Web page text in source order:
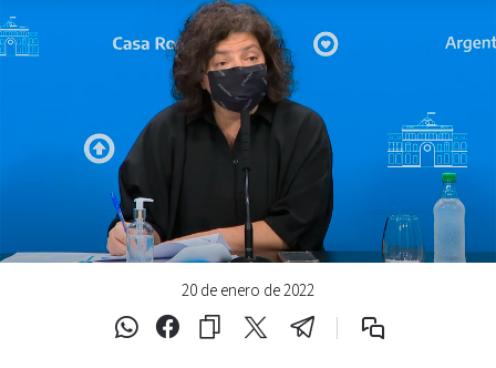
20 de enero de 2022